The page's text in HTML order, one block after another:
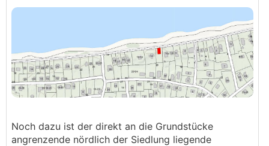
Noch dazu ist der direkt an die Grundstücke
angrenzende nördlich der Siedlung liegende